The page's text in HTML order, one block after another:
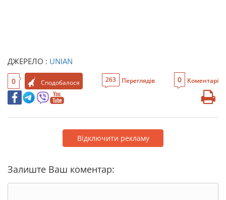
ДЖЕРЕЛО : UNIAN
0 Сподобалося 263 Переглядів 0 Коментарі
Відключити рекламу
Залиште Ваш коментар: